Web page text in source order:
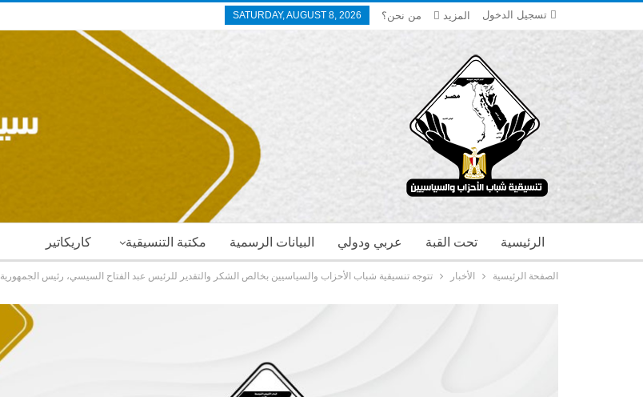
تسجيل الدخول SATURDAY, AUGUST 8, 2026 من نحن؟ المزيد
كاريكاتير مكتبة التنسيقية البيانات الرسمية عربي ودولي تحت القبة الرئيسية
الصفحة الرئيسية الأخبار تتوجه تنسيقية شباب الأحزاب والسياسيين بخالص الشكر والتقدير للرئيس عبد الفتاح السيسي، رئيس الجمهورية